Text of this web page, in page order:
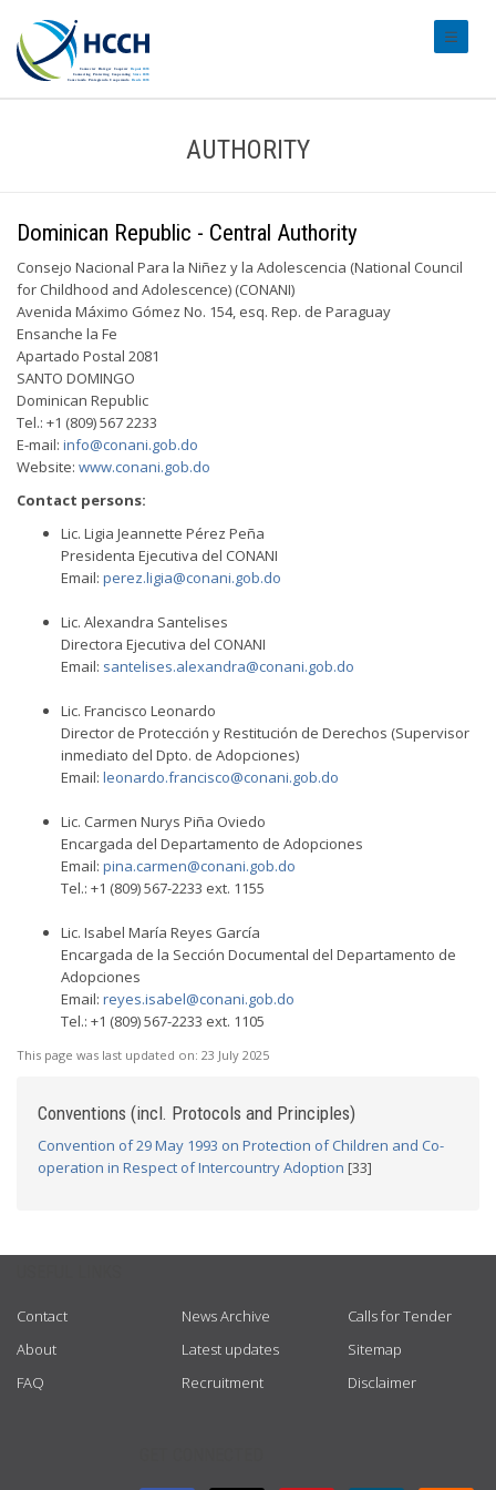
AUTHORITY
Dominican Republic - Central Authority
Consejo Nacional Para la Niñez y la Adolescencia (National Council
for Childhood and Adolescence) (CONANI)
Avenida Máximo Gómez No. 154, esq. Rep. de Paraguay
Ensanche la Fe
Apartado Postal 2081
SANTO DOMINGO
Dominican Republic
Tel.: +1 (809) 567 2233
E-mail: info@conani.gob.do
Website: www.conani.gob.do
Contact persons:
Lic. Ligia Jeannette Pérez Peña
Presidenta Ejecutiva del CONANI
Email: perez.ligia@conani.gob.do
Lic. Alexandra Santelises
Directora Ejecutiva del CONANI
Email: santelises.alexandra@conani.gob.do
Lic. Francisco Leonardo
Director de Protección y Restitución de Derechos (Supervisor
inmediato del Dpto. de Adopciones)
Email: leonardo.francisco@conani.gob.do
Lic. Carmen Nurys Piña Oviedo
Encargada del Departamento de Adopciones
Email: pina.carmen@conani.gob.do
Tel.: +1 (809) 567-2233 ext. 1155
Lic. Isabel María Reyes García
Encargada de la Sección Documental del Departamento de
Adopciones
Email: reyes.isabel@conani.gob.do
Tel.: +1 (809) 567-2233 ext. 1105
This page was last updated on: 23 July 2025
Conventions (incl. Protocols and Principles)
Convention of 29 May 1993 on Protection of Children and Co-
operation in Respect of Intercountry Adoption [33]
Contact
About
FAQ
News Archive
Latest updates
Recruitment
Calls for Tender
Sitemap
Disclaimer